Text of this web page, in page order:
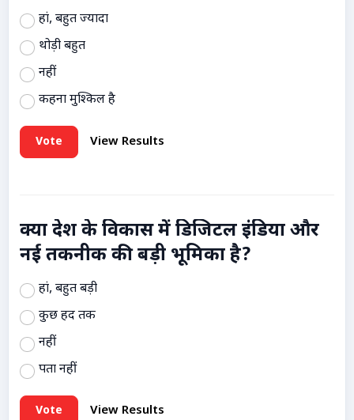
हां, बहुत ज्यादा
थोड़ी बहुत
नहीं
कहना मुश्किल है
Vote View Results
क्या देश के विकास में डिजिटल इंडिया और
नई तकनीक की बड़ी भूमिका है?
हां, बहुत बड़ी
कुछ हद तक
नहीं
पता नहीं
Vote View Results